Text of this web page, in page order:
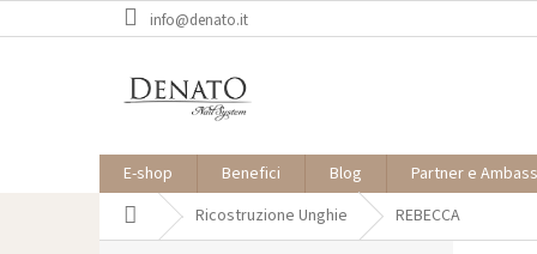
al
info@denato.it
E-shop Benefici Blog Partner e
Casa Ricostruzione Unghie REBECCA